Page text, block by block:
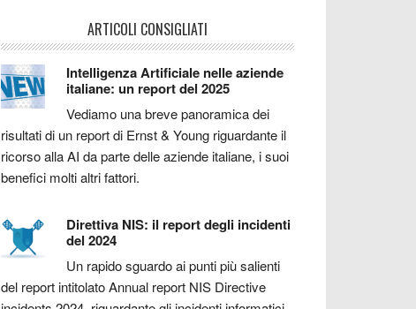
ARTICOLI CONSIGLIATI
Intelligenza Artificiale nelle aziende
italiane: un report del 2025
Vediamo una breve panoramica dei
risultati di un report di Ernst & Young riguardante il
ricorso alla AI da parte delle aziende italiane, i suoi
benefici molti altri fattori.
Direttiva NIS: il report degli incidenti
del 2024
Un rapido sguardo ai punti più salienti
del report intitolato Annual report NIS Directive